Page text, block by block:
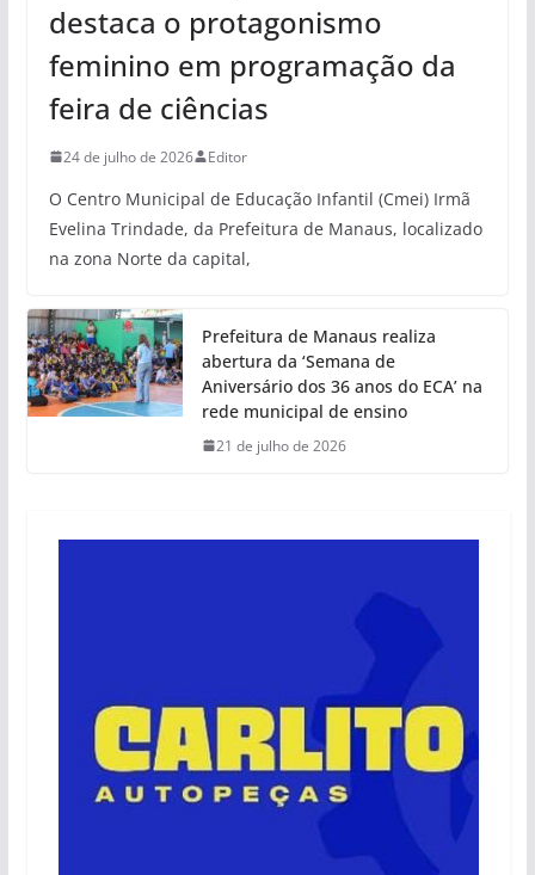
destaca o protagonismo
feminino em programação da
feira de ciências
24 de julho de 2026 Editor
O Centro Municipal de Educação Infantil (Cmei) Irmã
Evelina Trindade, da Prefeitura de Manaus, localizado
na zona Norte da capital,
Prefeitura de Manaus realiza
abertura da ‘Semana de
Aniversário dos 36 anos do ECA’ na
rede municipal de ensino
21 de julho de 2026